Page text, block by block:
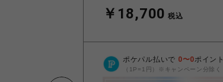
￥18,700 税込
ポケパル払いで 0〜0ポイント
（1P=1円）※キャンペーン分除く